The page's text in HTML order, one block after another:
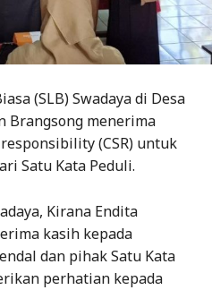
(SLB) Swadaya di Desa
Brangsong menerima
(CSR) untuk
Satu Kata Peduli.
Kirana Endita
kasih kepada
dan pihak Satu Kata
perhatian kepada